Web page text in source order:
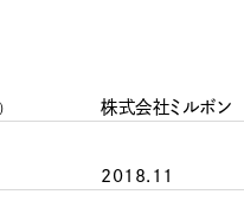
株式会社ミルボン
2018.11